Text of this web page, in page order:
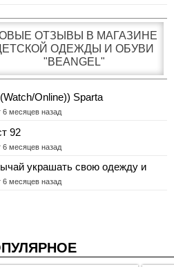
ОТЗЫВЫ В МАГАЗИНЕ
ОДЕЖДЫ И ОБУВИ
"BEANGEL"
Online)) Sparta
6 месяцев назад
92
6 месяцев назад
украшать свою одежду и
6 месяцев назад